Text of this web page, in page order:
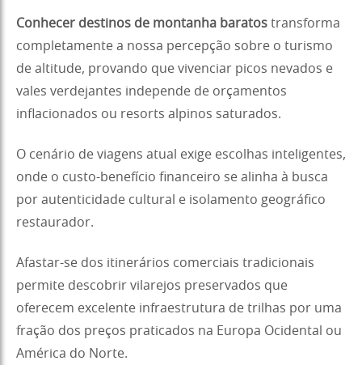
Conhecer destinos de montanha baratos transforma
completamente a nossa percepção sobre o turismo
de altitude, provando que vivenciar picos nevados e
vales verdejantes independe de orçamentos
inflacionados ou resorts alpinos saturados.
O cenário de viagens atual exige escolhas inteligentes,
onde o custo-benefício financeiro se alinha à busca
por autenticidade cultural e isolamento geográfico
restaurador.
Afastar-se dos itinerários comerciais tradicionais
permite descobrir vilarejos preservados que
oferecem excelente infraestrutura de trilhas por uma
fração dos preços praticados na Europa Ocidental ou
América do Norte.